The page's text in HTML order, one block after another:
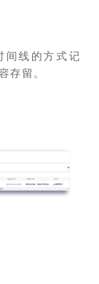
间线的方式记
存留。